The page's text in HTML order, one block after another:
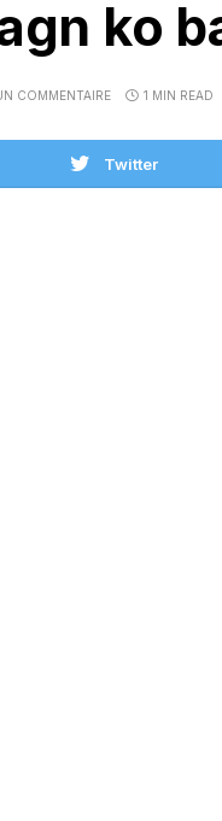
ko
COMMENTAIRE 1 MIN READ
Twitter